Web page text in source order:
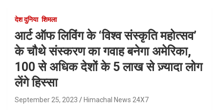
देश दुनिया शिमला
आर्ट ऑफ लिविंग के ‘विश्व संस्कृति महोत्सव’
के चौथे संस्करण का गवाह बनेगा अमेरिका,
100 से अधिक देशों के 5 लाख से ज़्यादा लोग
लेंगे हिस्सा
September 25, 2023 Himachal News 24X7